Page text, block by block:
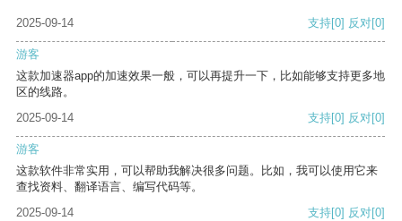
2025-09-14 支持[0] 反对[0]
游客
这款加速器app的加速效果一般，可以再提升一下，比如能够支持更多地
区的线路。
2025-09-14
支持[0] 反对[0]
游客
这款软件非常实用，可以帮助我解决很多问题。比如，我可以使用它来
查找资料、翻译语言、编写代码等。
2025-09-14
支持[0] 反对[0]